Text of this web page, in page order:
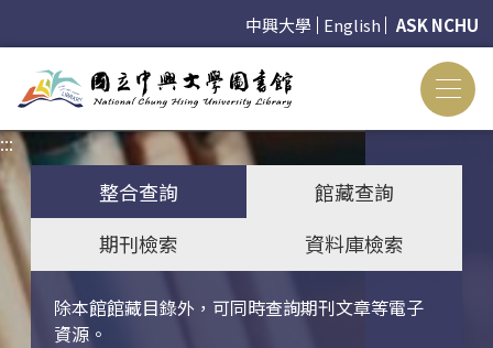
中興大學 English ASK NCHU
:::
整合查詢
館藏查詢
期刊檢索
資料庫檢索
除本館館藏目錄外，可同時查詢期刊文章等電子
資源。
關鍵字搜尋